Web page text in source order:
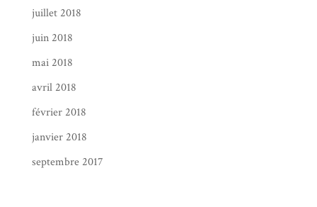
juillet 2018
juin 2018
mai 2018
avril 2018
février 2018
janvier 2018
septembre 2017